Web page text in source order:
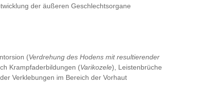
der äußeren Geschlechtsorgane
(Verdrehung des Hodens mit resultierender
Krampfaderbildungen (Varikozele), Leistenbrüche
Verklebungen im Bereich der Vorhaut